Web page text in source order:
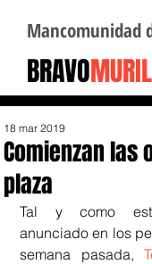
BRAVO
Mancomunidad
Comienzan las
plaza
18 mar 2019
Tal y como
anunciado en los
semana pasada,